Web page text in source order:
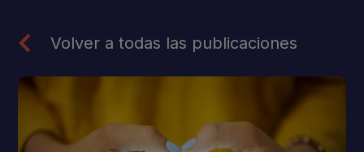
Volver a todas las publicaciones